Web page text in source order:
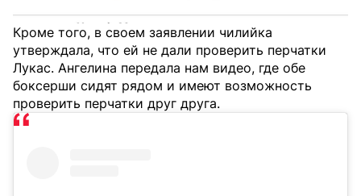
Кроме того, в своем заявлении чилийка
утверждала, что ей не дали проверить перчатки
Лукас. Ангелина передала нам видео, где обе
боксерши сидят рядом и имеют возможность
проверить перчатки друг друга.